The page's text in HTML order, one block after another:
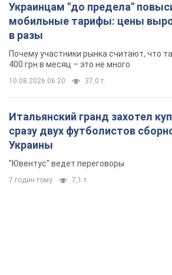
Украинцам "до предела"
мобильные тарифы: цены
в разы
Почему участники рынка считают, что
400 грн в месяц – это не много
10.08.2026 06:20 37,0 т.
Итальянский гранд захотел
сразу двух футболистов
Украины
"Ювентус" ведет переговоры
7 годин тому 7,1 т.